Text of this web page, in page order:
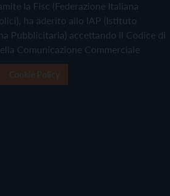
la Fisc (Federazione Italiana
ha aderito allo IAP (Istituto
Pubblicitaria) accettando il Codice di
Comunicazione Commerciale